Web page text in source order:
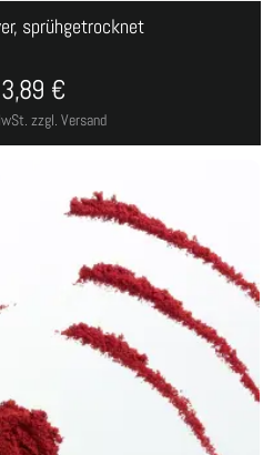
sprühgetrocknet
zzgl. Versand
3,89 €